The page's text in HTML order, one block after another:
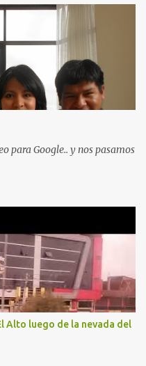
para Google.. y nos pasamos
Alto luego de la nevada del